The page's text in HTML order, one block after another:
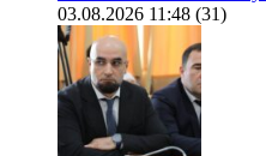
03.08.2026 11:48 (31)